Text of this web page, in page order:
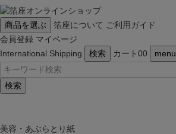
商品を選ぶ 箔座について ご利用ガイド
会員登録 マイページ
International Shipping
検索 カート00 menu
検索
美容・あぶらとり紙